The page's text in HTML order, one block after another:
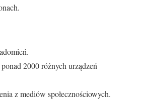
2000 różnych urządzeń
z mediów społecznościowych.